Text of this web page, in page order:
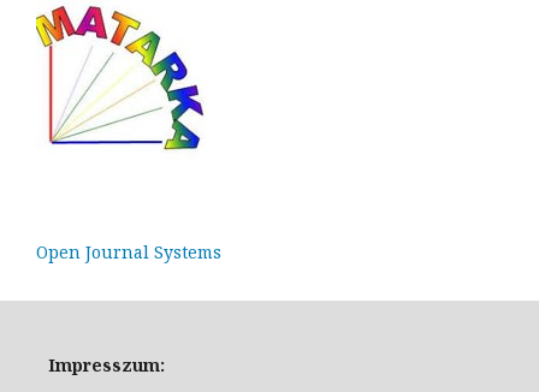
Open Journal Systems
Impresszum: